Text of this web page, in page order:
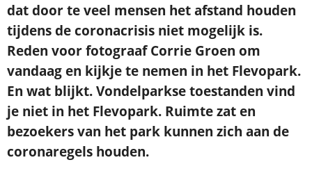
dat door te veel mensen het afstand houden
tijdens de coronacrisis niet mogelijk is.
Reden voor fotograaf Corrie Groen om
vandaag en kijkje te nemen in het Flevopark.
En wat blijkt. Vondelparkse toestanden vind
je niet in het Flevopark. Ruimte zat en
bezoekers van het park kunnen zich aan de
coronaregels houden.